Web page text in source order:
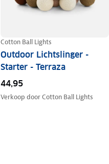
Cotton Ball Lights
Outdoor Lichtslinger -
Starter - Terraza
44,95
Verkoop doorCotton Ball Lights